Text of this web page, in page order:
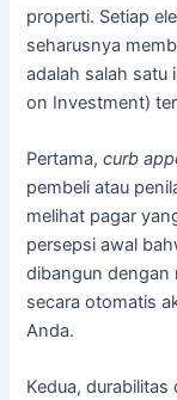
properti. Setiap
seharusnya
adalah salah satu
on Investment)
Pertama,curb
pembeli atau
melihat pagar
persepsi awal
dibangun dengan
secara otomatis
Anda.
Kedua,